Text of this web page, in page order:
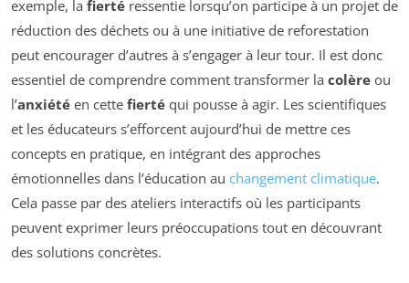
exemple, la fierté ressentie lorsqu’on participe à un projet de
réduction des déchets ou à une initiative de reforestation
peut encourager d’autres à s’engager à leur tour. Il est donc
essentiel de comprendre comment transformer la colère ou
l’anxiété en cette fierté qui pousse à agir. Les scientifiques
et les éducateurs s’efforcent aujourd’hui de mettre ces
concepts en pratique, en intégrant des approches
émotionnelles dans l’éducation au changement climatique.
Cela passe par des ateliers interactifs où les participants
peuvent exprimer leurs préoccupations tout en découvrant
des solutions concrètes.